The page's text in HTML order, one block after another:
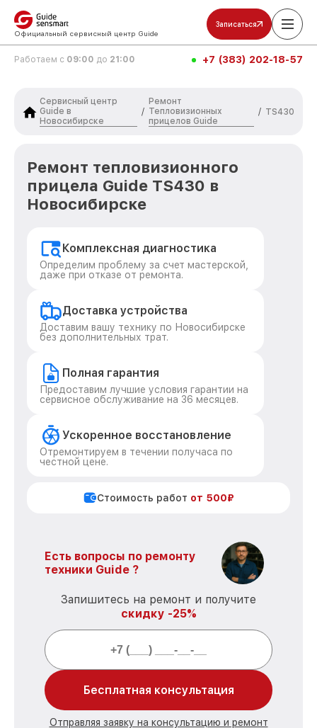
Официальный сервисный центр Guide
Записаться
Работаем с 09:00 до 21:00 +7 (383) 202-18-57
Сервисный центр
Guide в
Новосибирске
/
Ремонт
Тепловизионных
прицелов Guide
/ TS430
Ремонт тепловизионного
прицела Guide TS430 в
Новосибирске
Комплексная диагностика
Определим проблему за счет мастерской,
даже при отказе от ремонта.
Доставка устройства
Доставим вашу технику по Новосибирске
без дополнительных трат.
Полная гарантия
Предоставим лучшие условия гарантии на
сервисное обслуживание на 36 месяцев.
Ускоренное восстановление
Отремонтируем в течении получаса по
честной цене.
Стоимость работ от 500₽
Есть вопросы по ремонту
техники Guide ?
Запишитесь на ремонт и получите
скидку -25%
Бесплатная консультация
Отправляя заявку на консультацию и ремонт